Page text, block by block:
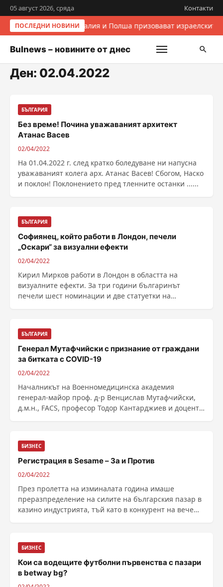
05 август 2026, сряда Контакти
ПОСЛЕДНИ НОВИНИИталия и Полша призовават
Bulnews – новините от днес
Ден: 02.04.2022
БЪЛГАРИЯ
Без време! Почина уважаваният архитект
Атанас Васев
02/04/2022
На 01.04.2022 г. след кратко боледуване ни напусна
уважаваният колега арх. Атанас Васев! Сбогом, Наско
и поклон! Поклонението пред тленните останки ......
БЪЛГАРИЯ
Софиянец, който работи в Лондон, печели
„Оскари“ за визуални ефекти
02/04/2022
Кирил Мирков работи в Лондон в областта на
визуалните ефекти. За три години българинът
печели шест номинации и две статуетки на
БЪЛГАРИЯ
Генерал Мутафчийски с признание от граждани
за битката с COVID-19
02/04/2022
Началникът на Военномедицинска академия
генерал-майор проф. д-р Венцислав Мутафчийски,
д.м.н., FACS, професор Тодор Кантарджиев и доцент
БИЗНЕС
Регистрация в Sesame – За и Против
02/04/2022
През пролетта на изминалата година имаше
преразпределение на силите на българския пазар в
казино индустрията, тъй като в конкурент на вече
управля...
БИЗНЕС
Кои са водещите футболни първенства с пазари
в betway bg?